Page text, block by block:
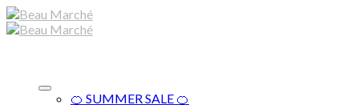
Skip
to
🍊 SUMMER SALE 🍊